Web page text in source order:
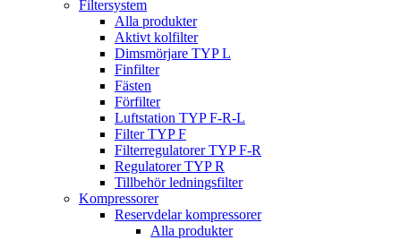
Filtersystem
Alla produkter
Aktivt kolfilter
Dimsmörjare TYP L
Finfilter
Fästen
Förfilter
Luftstation TYP F-R-L
Filter TYP F
Filterregulatorer TYP F-R
Regulatorer TYP R
Tillbehör ledningsfilter
Kompressorer
Reservdelar kompressorer
Alla produkter